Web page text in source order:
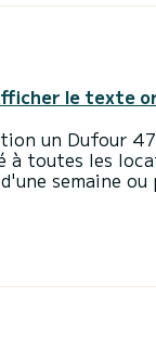
le texte
un Dufour
toutes les
semaine ou
il sera